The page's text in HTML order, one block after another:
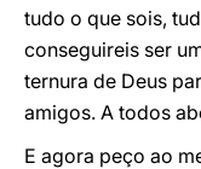
tudo o que sois,
conseguireis ser
ternura de Deus
amigos. A todos
E agora peço ao